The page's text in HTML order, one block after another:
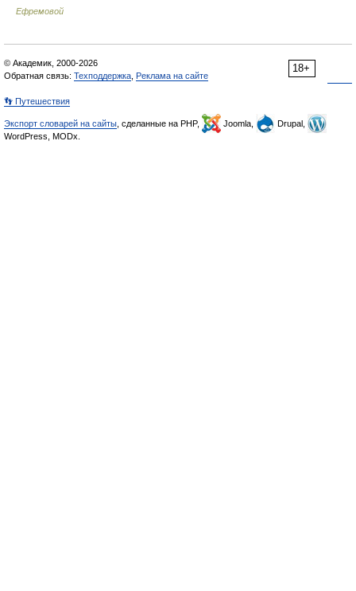
Ефремовой
18+
© Академик, 2000-2026
Обратная связь: Техподдержка Реклама на сайте
👣 Путешествия
Экспорт словарей на сайты , сделанные на PHP, Joomla,
Drupal,
WordPress, MODx.